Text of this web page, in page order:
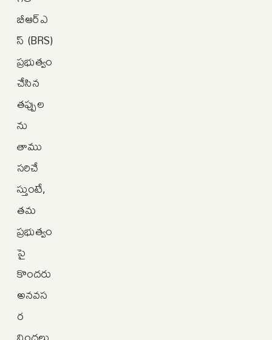
బీఆర్ఎ
స్ (BRS)
ప్రభుత్వం
చేసిన
తప్పుల
ను
తాము
సరిచే
స్తుంటే,
తమ
ప్రభుత్వం
పై
కొందరు
అనవస
ర